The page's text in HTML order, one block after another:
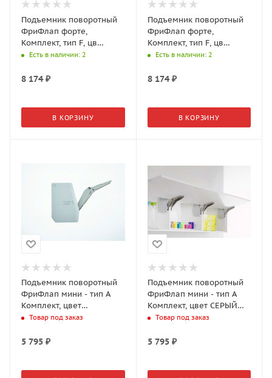
Подъемник поворотный
ФриФлап форте,
Комплект, тип F, цв
белый, вес фасада 5,4-
Есть в наличии: 2
8 174₽
В КОРЗИНУ
Подъемник поворотный
ФриФлап форте,
Комплект, тип F, цв
серый, вес фасада 5,4-
Есть в наличии: 2
8 174₽
В КОРЗИНУ
Подъемник поворотный
ФриФлап мини - тип А
Комплект, цвет
АНТРАЦИТ, 0,6-4,6
Товар под заказ
5 795 ₽
Подъемник поворотный
ФриФлап мини - тип А
Комплект, цвет СЕРЫЙ
0,6-4,6 кг(2716617035)
Товар под заказ
5 795₽